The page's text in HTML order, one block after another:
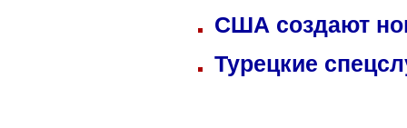
США создают
Турецкие